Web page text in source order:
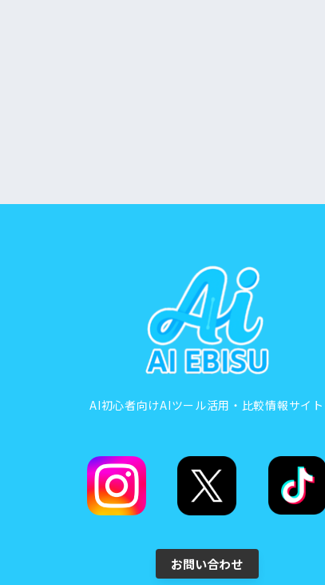
AI初心者向けAIツール活用・比較情報サイト
お問い合わせ